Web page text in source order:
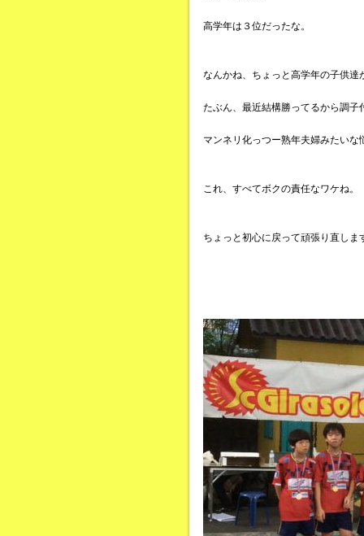
高学年は３位だったな。
なんかね、ちょっと高学年の子供達
たぶん、最近結構勝ってるから調子
マンネリ化っつー熟年夫婦みたいな
これ、すべてボクの責任なワケね。
ちょっと初心に戻って頑張り直しま